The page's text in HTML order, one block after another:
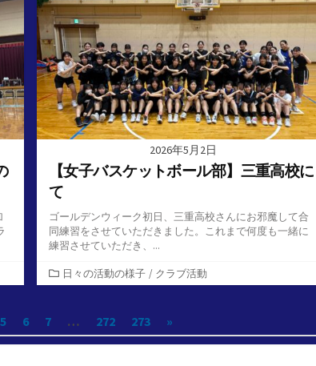
リ
ー
2026年5月2日
【女子バスケットボール部】三重高校に
て
ゴールデンウィーク初日、三重高校さんにお邪魔して合
同練習をさせていただきました。これまで何度も一緒に
練習させていただき、...
カ
テ
リ
ー
日々の活動の様子 / クラブ活動
5 6 7 … 272 273 »